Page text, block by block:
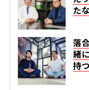
た
落
緒
持